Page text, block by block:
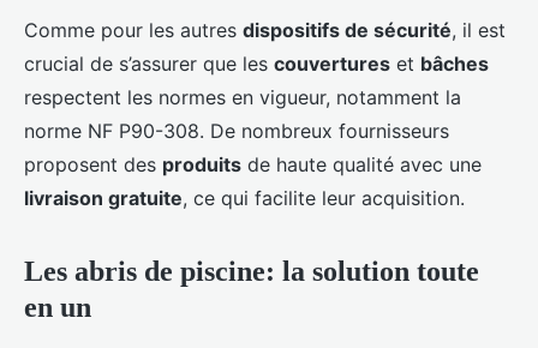
Comme pour les autres dispositifs de sécurité, il est
crucial de s’assurer que les couvertures et bâches
respectent les normes en vigueur, notamment la
norme NF P90-308. De nombreux fournisseurs
proposent des produits de haute qualité avec une
livraison gratuite, ce qui facilite leur acquisition.
Les abris de piscine: la solution toute
en un